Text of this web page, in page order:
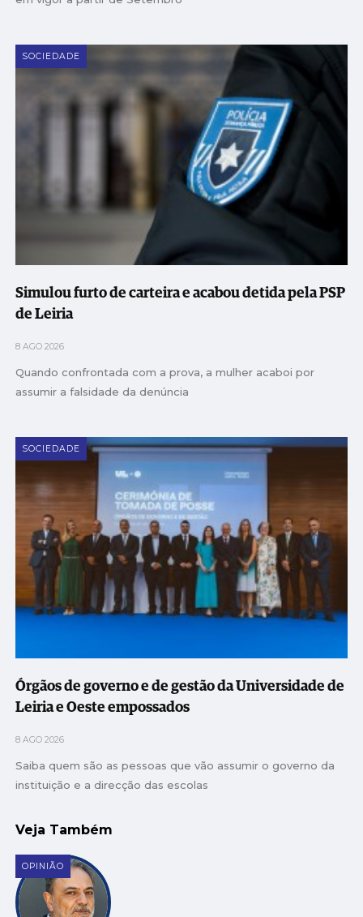
SOCIEDADE
Simulou furto de carteira e acabou detida pela PSP
de Leiria
8 AGO 2026
Quando confrontada com a prova, a mulher acaboi por
assumir a falsidade da denúncia
SOCIEDADE
Órgãos de governo e de gestão da Universidade de
Leiria e Oeste empossados
8 AGO 2026
Saiba quem são as pessoas que vão assumir o governo da
instituição e a direcção das escolas
Veja Também
OPINIÃO